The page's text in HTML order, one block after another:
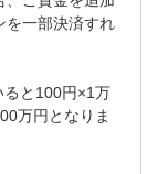
を一部決済すれ
ると100円×1万
万円となりま